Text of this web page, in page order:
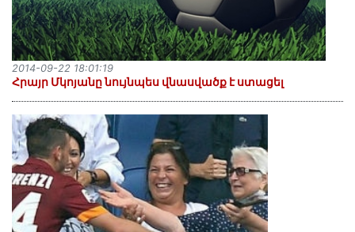
Հրայր Մկոյանը նույնպես վնասվածք է ստացել
2014-09-22 18:01:19